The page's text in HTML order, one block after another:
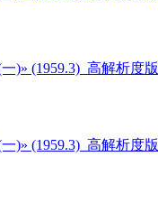
)» (1959.3)_高解析度版
)» (1959.3)_高解析度版